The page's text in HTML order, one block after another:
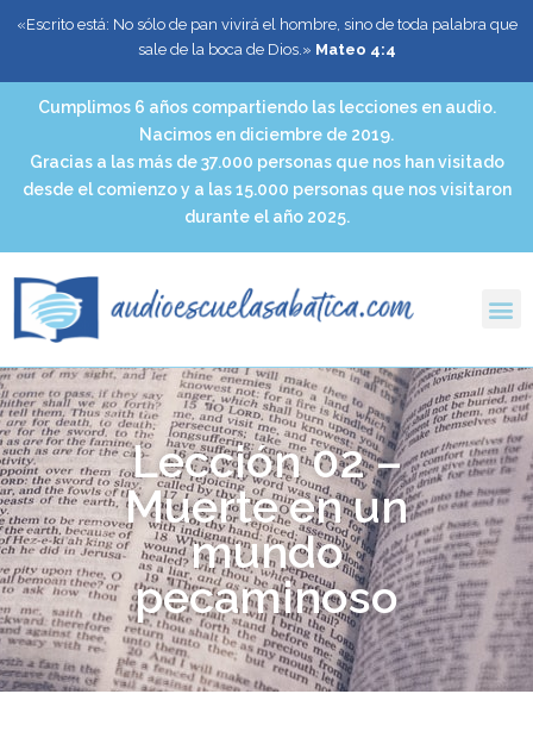
«Escrito está: No sólo de pan vivirá el hombre, sino de toda palabra que
sale de la boca de Dios.» Mateo 4:4
Cumplimos 6 años compartiendo las lecciones en audio.
Nacimos en diciembre de 2019.
Gracias a las más de 37.000 personas que nos han visitado
desde el comienzo y a las 15.000 personas que nos visitaron
durante el año 2025.
Lección 02 –
Muerte en un
mundo
pecaminoso